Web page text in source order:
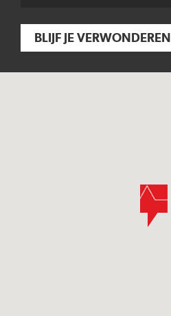
BLIJF JE VERWONDEREN